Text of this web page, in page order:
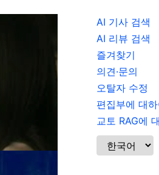
AI 기사 검색
AI 리뷰 검색
즐겨찾기
의견·문의
오탈자 수정
편집부에 대하
교토 RAG에